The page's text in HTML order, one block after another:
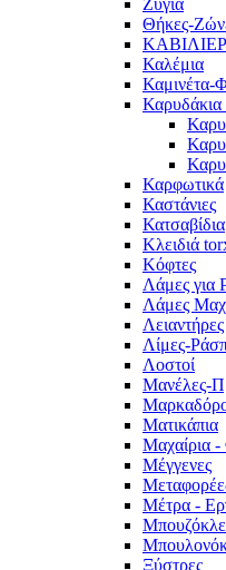
Ζύγια
Θήκες-
Καλέμια
Καμινέτα-
Καρυδάκια
Καρφωτικά
Καστάνιες
Κατσαβίδια
Κλειδιά
Κόφτες
Λάμες για
Λάμες
Λίμες-
Λοστοί
Μανέλες-
Ματικάπια
Μαχαίρια -
Μέγγενες
Μέτρα -
Ξύστρες